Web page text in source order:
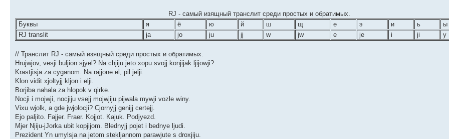
RJ - самый изящный транслит среди простых и обратимых.
Буквы
я ё ю й ш щ е э и ь
ы
RJ translit
ja jo ju jj w jw e je i ji у
// Транслит RJ - самый изящный среди простых и обратимых.
Hrujwjov, vesji buljion sjyel? Na chjiju jeto xopu svojj konjijak ljijowji?
Krastjisja za cyganom. Na rajjone el, pil jelji.
Klon vidit xjoltyjj kljon i elji.
Borjiba nahala za hlopok v qirke.
Nocji i mojwji, nocjiju vsejj mojwjiju pijwala mywji vozle winy.
Vixu wjolk, a gde jwjolocji? Cjornyjj genijj certejj.
Ejo paljito. Fajjer. Fraer. Kojjot. Kajuk. Podjyezd.
Mjer Njiju-jJorka ubit kopjijom. Blednyjj pojet i bednye ljudi.
Prezident Yn umylsja na jetom stekljannom parawjute s droxjiju.